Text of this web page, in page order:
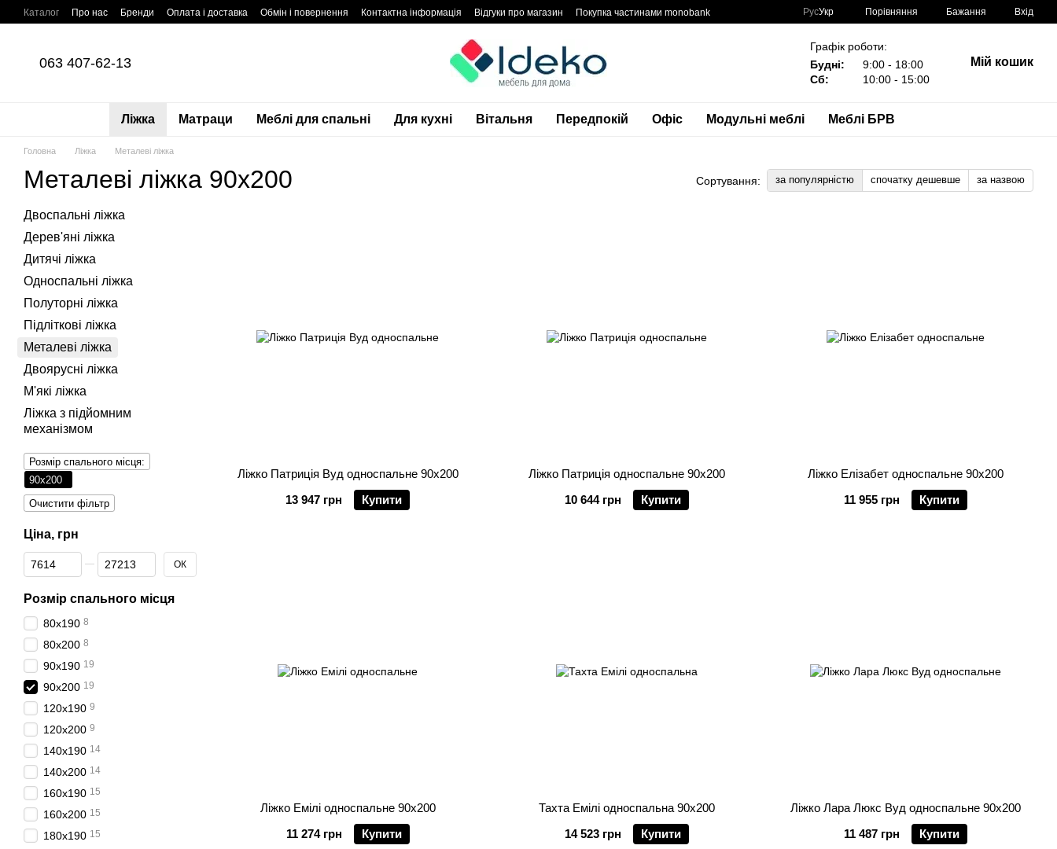
Перейти до основного контенту
Каталог Про нас Бренди Оплата і доставка Обмін і повернення Контактна інформація Відгуки про магазин
Покупка частинами monobank
РусУкр Порівняння Бажання Вхід
063 407-62-13
Графік роботи:
Будні:
9:00 - 18:00
Сб:
10:00 - 15:00
Мій кошик
Ліжка Матраци Меблі для спальні Для кухні Вітальня Передпокій Офіс Модульні меблі Меблі БРВ
Головна Ліжка Металеві ліжка
Металеві ліжка 90х200 Сортування: за популярністю спочатку дешевше за назвою
Ліжко Патриція Вуд односпальне 90х200
13 947 грн
Купити
Ліжко Патриція односпальне 90х200
10 644 грн
Купити
Ліжко Елізабет односпальне 90х200
11 955 грн
Купити
Ліжко Емілі односпальне 90х200
11 274 грн
Купити
Тахта Емілі односпальна 90х200
14 523 грн
Купити
Ліжко Лара Люкс Вуд односпальне 90х200
11 487 грн
Купити
Двоспальні ліжка
Дерев'яні ліжка
Дитячі ліжка
Односпальні ліжка
Полуторні ліжка
Підліткові ліжка
Металеві ліжка
Двоярусні ліжка
М'які ліжка
Ліжка з підйомним
механізмом
Розмір спального місця:
90х200
Очистити фільтр
Ціна, грн
Від Ціна, грн
До Ціна, грн ОК
Розмір спального місця
80х190 8
80х200 8
90х190 19
90х200 19
120х190 9
120х200 9
140х190 14
140х200 14
160х190 15
160х200 15
180х190 15